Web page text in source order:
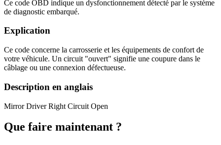
Ce code OBD indique un dysfonctionnement détecté par le système
de diagnostic embarqué.
Explication
Ce code concerne la carrosserie et les équipements de confort de
votre véhicule. Un circuit "ouvert" signifie une coupure dans le
câblage ou une connexion défectueuse.
Description en anglais
Mirror Driver Right Circuit Open
Que faire maintenant ?